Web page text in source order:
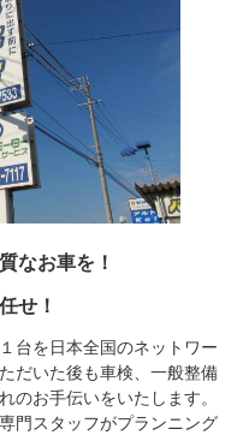
なお車を！
せ！
台を日本全国のネットワー
だいた後も車検、一般整備
のお手伝いをいたします。
門スタッフがプランニング